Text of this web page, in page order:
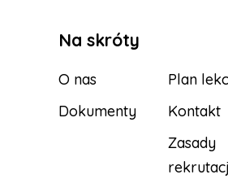
Na skróty
O nas
Plan
Dokumenty
Kontakt
Zasady